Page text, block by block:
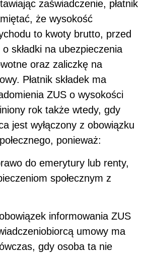
zaświadczenie, płatnik
że wysokość
to kwoty brutto, przed
składki na ubezpieczenia
oraz zaliczkę na
Płatnik składek ma
ZUS o wysokości
rok także wtedy, gdy
jest wyłączony z obowiązku
ponieważ:
do emerytury lub renty,
społecznym z
informowania ZUS
umowy ma
gdy osoba ta nie